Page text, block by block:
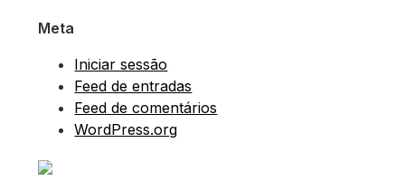
Meta
Iniciar sessão
Feed de entradas
Feed de comentários
WordPress.org